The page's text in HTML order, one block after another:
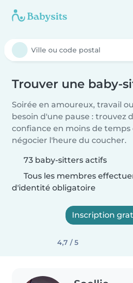
Trouver une baby-
Soirée en amoureux, travail
besoin d'une pause : trouvez
confiance en moins de
négocier l'heure du coucher.
73 baby-sitters actifs
Tous les membres
d'identité obligatoire
Inscription
4,7 / 5